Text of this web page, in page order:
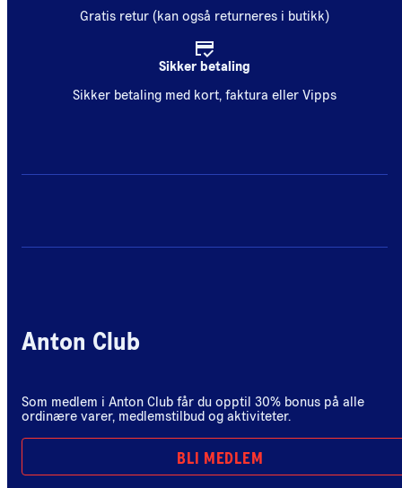
Gratis retur (kan også returneres i butikk)
Sikker betaling
Sikker betaling med kort, faktura eller Vipps
Anton Club
Som medlem i Anton Club får du opptil 30% bonus på alle
ordinære varer, medlemstilbud og aktiviteter.
BLI MEDLEM